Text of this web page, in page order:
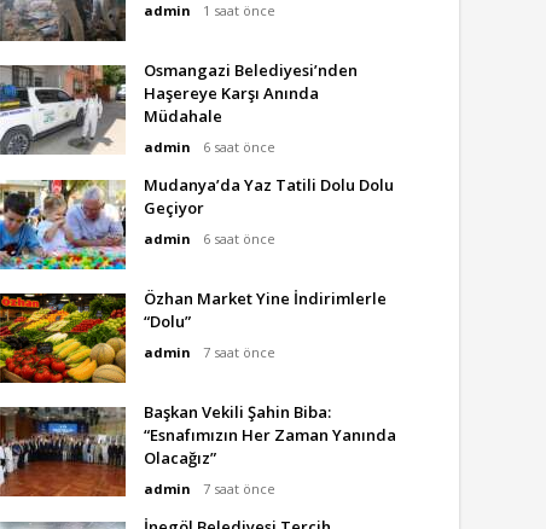
admin 1 saat önce
Osmangazi Belediyesi’nden
Haşereye Karşı Anında
Müdahale
admin 6 saat önce
Mudanya’da Yaz Tatili Dolu Dolu
Geçiyor
admin 6 saat önce
Özhan Market Yine İndirimlerle
“Dolu”
admin 7 saat önce
Başkan Vekili Şahin Biba:
“Esnafımızın Her Zaman Yanında
Olacağız”
admin 7 saat önce